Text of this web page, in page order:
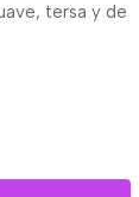
tersa y de